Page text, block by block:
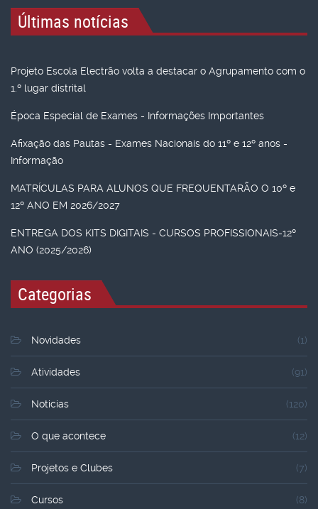
Últimas notícias
Projeto Escola Electrão volta a destacar o Agrupamento com o
1.º lugar distrital
Época Especial de Exames - Informações Importantes
Afixação das Pautas - Exames Nacionais do 11º e 12º anos -
Informação
MATRÍCULAS PARA ALUNOS QUE FREQUENTARÃO O 10º e
12º ANO EM 2026/2027
ENTREGA DOS KITS DIGITAIS - CURSOS PROFISSIONAIS-12º
ANO (2025/2026)
Categorias
Novidades (1)
Atividades (91)
Noticias (120)
O que acontece (12)
Projetos e Clubes (7)
Cursos (8)